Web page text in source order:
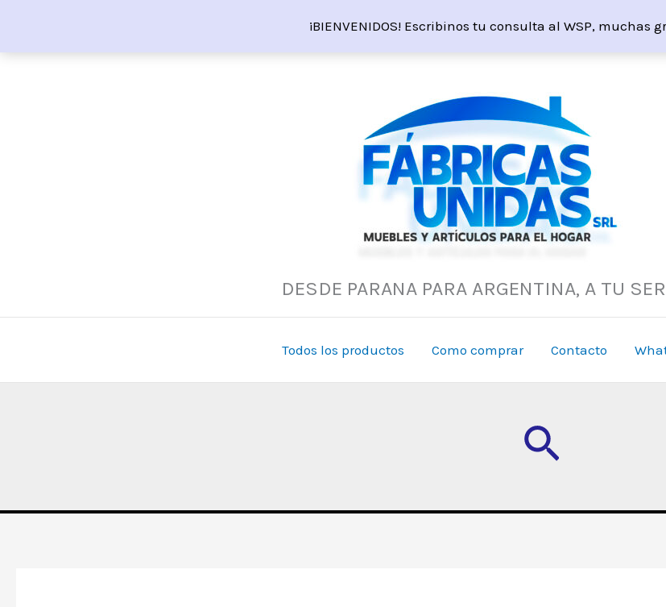
¡BIENVENIDOS! Escribinos tu consulta al WSP, muchas
DESDE PARANA PARA ARGENTINA, A TU
Todos los productos Como comprar Contacto
Buscar